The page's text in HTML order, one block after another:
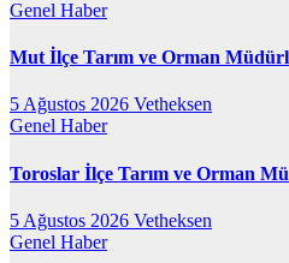
Genel Haber
Mut İlçe Tarım ve Orman
5 Ağustos 2026 Vetheksen
Genel Haber
Toroslar İlçe Tarım ve Orman
5 Ağustos 2026 Vetheksen
Genel Haber